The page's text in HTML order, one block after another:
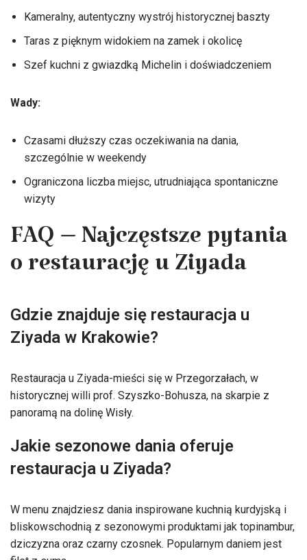
Kameralny, autentyczny wystrój historycznej baszty
Taras z pięknym widokiem na zamek i okolicę
Szef kuchni z gwiazdką Michelin i doświadczeniem
Wady:
Czasami dłuższy czas oczekiwania na dania,
szczególnie w weekendy
Ograniczona liczba miejsc, utrudniająca spontaniczne
wizyty
FAQ – Najczęstsze pytania
o restaurację u Ziyada
Gdzie znajduje się restauracja u
Ziyada w Krakowie?
Restauracja u Ziyada-mieści się w Przegorzałach, w
historycznej willi prof. Szyszko-Bohusza, na skarpie z
panoramą na dolinę Wisły.
Jakie sezonowe dania oferuje
restauracja u Ziyada?
W menu znajdziesz dania inspirowane kuchnią kurdyjską i
bliskowschodnią z sezonowymi produktami jak topinambur,
dziczyzna oraz czarny czosnek. Popularnym daniem jest